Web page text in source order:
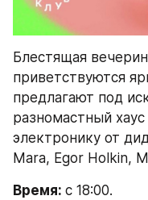
Блестящая
приветствуются
предлагают под
разномастный
электронику от
Mara, Egor Holkin,
Время: с 18:00.